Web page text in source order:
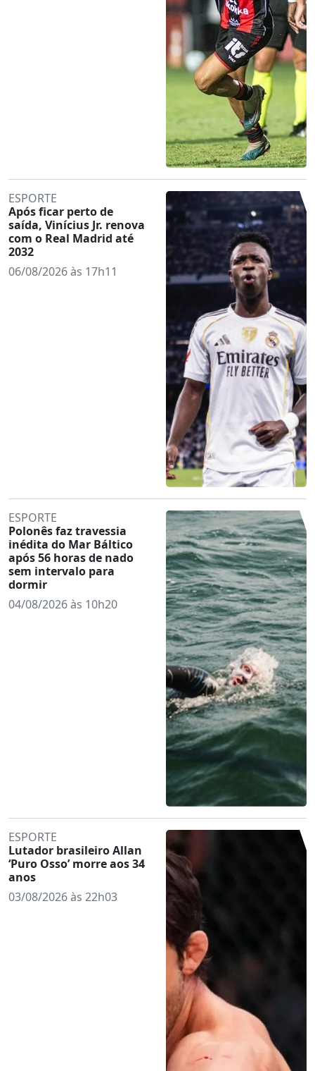
ESPORTE
Após ficar perto de
saída, Vinícius Jr. renova
com o Real Madrid até
2032
06/08/2026 às 17h11
ESPORTE
Polonês faz travessia
inédita do Mar Báltico
após 56 horas de nado
sem intervalo para
dormir
04/08/2026 às 10h20
ESPORTE
Lutador brasileiro Allan
‘Puro Osso’ morre aos 34
anos
03/08/2026 às 22h03